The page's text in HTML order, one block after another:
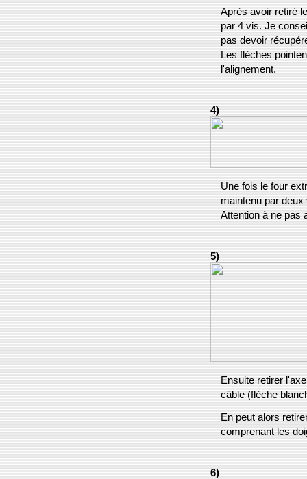
Après avoir retiré
par 4 vis. Je
pas devoir
Les flèches
l'alignement.
4)
Une fois le four
maintenu par
Attention à ne pas
5)
Ensuite retirer
câble (flèche
En peut alors
comprenant les
6)